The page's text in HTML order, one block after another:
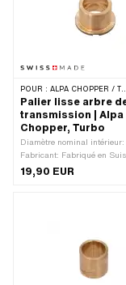
POUR : ALPA CHOPPER / TURBO
Palier lisse arbre
transmission | Alpa
Chopper, Turbo
Diamètre nominal intérieur:
Fabricant: Fabriqué en
Matériau: Laiton · Ø
19,90 EUR